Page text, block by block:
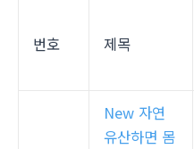
번호 제목
New 자연
유산하면 몸